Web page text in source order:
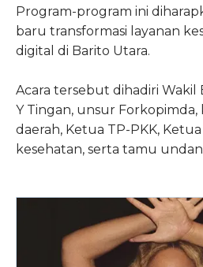
Program-program ini
baru transformasi layanan
digital di Barito Utara.
Acara tersebut dihadiri Wakil
Y Tingan, unsur
daerah, Ketua TP-PKK,
kesehatan, serta tamu